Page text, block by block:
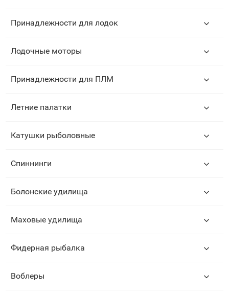
Принадлежности для лодок
Лодочные моторы
Принадлежности для ПЛМ
Летние палатки
Катушки рыболовные
Спиннинги
Болонские удилища
Маховые удилища
Фидерная рыбалка
Воблеры